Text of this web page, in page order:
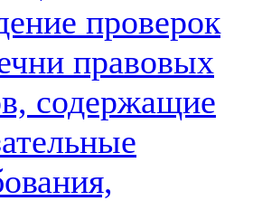
проверок
правовых
содержащие